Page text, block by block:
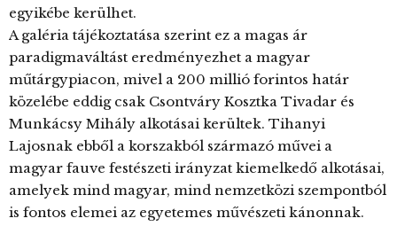
egyikébe kerülhet.
A galéria tájékoztatása szerint ez a magas ár
paradigmaváltást eredményezhet a magyar
műtárgypiacon, mivel a 200 millió forintos határ
közelébe eddig csak Csontváry Kosztka Tivadar és
Munkácsy Mihály alkotásai kerültek. Tihanyi
Lajosnak ebből a korszakból származó művei a
magyar fauve festészeti irányzat kiemelkedő alkotásai,
amelyek mind magyar, mind nemzetközi szempontból
is fontos elemei az egyetemes művészeti kánonnak.